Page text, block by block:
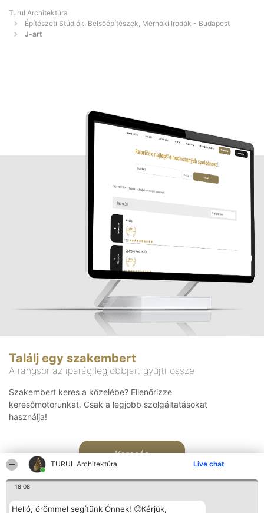
TURUL Architektúra Live chat
18:08
Helló, örömmel segítünk Önnek! 🙂Kérjük,
Turul Architektúra
Építészeti Stúdiók, Belsőépítészek, Mérnöki Irodák - Budapest
J-art
Találj egy szakembert
A rangsor az iparág legjobbjait gyűjti össze
Szakembert keres a közelébe? Ellenőrizze
keresőmotorunkat. Csak a legjobb szolgáltatásokat
használja!
Keresés